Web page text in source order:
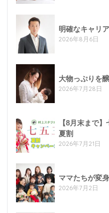
明確なキャリ
2026年8月6日
大物っぷりを
2026年7月28日
【8月末まで
夏割
2026年7月21日
ママたちが変身
2026年7月2日